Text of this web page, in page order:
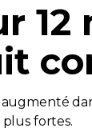
12
fortes.